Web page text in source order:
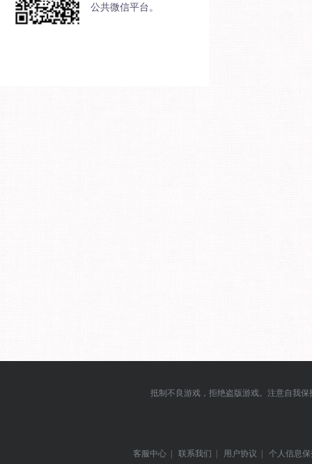
公共微信平台。
抵制不良游戏，拒绝盗版游戏。注意自我
客服中心 | 联系我们 | 用户协议 |
个人信息